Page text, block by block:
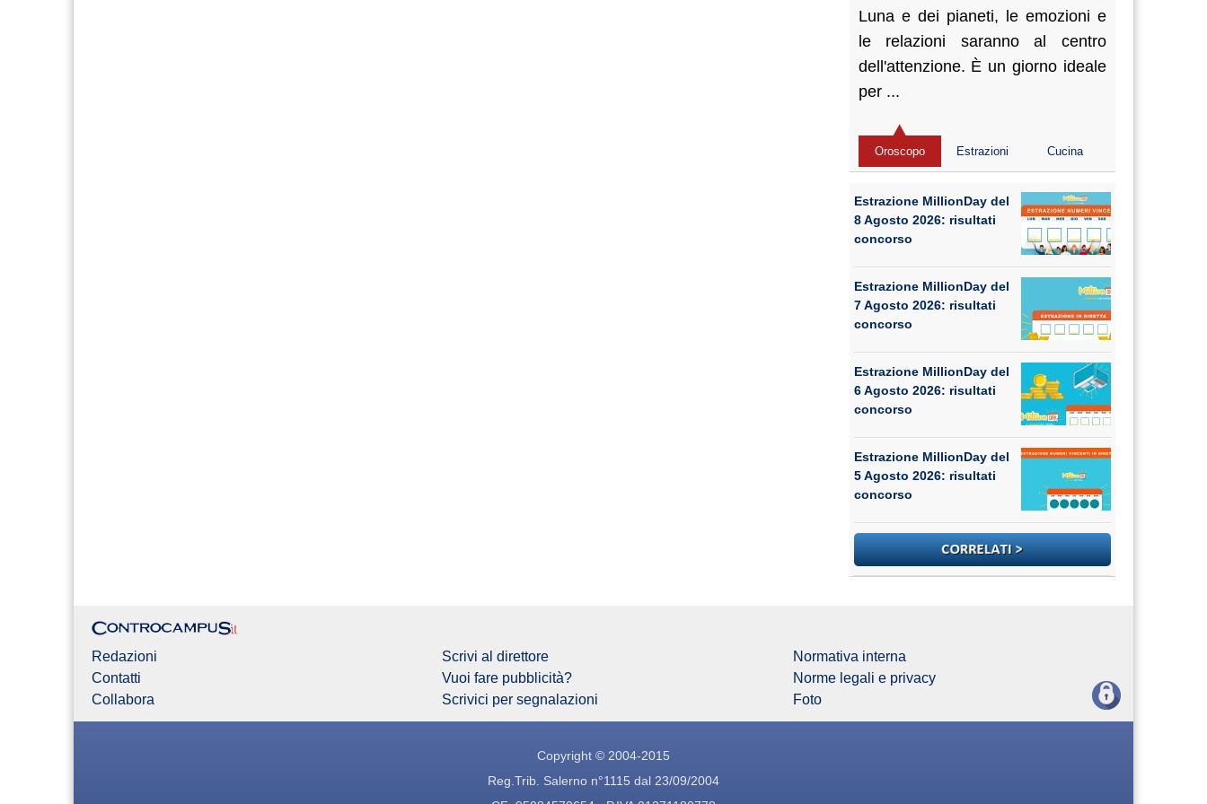
Luna e dei pianeti, le emozioni e
le relazioni saranno al centro
dell'attenzione. È un giorno ideale
per ...
Oroscopo Estrazioni Cucina
Estrazione MillionDay del
8 Agosto 2026: risultati
concorso
Estrazione MillionDay del
7 Agosto 2026: risultati
concorso
Estrazione MillionDay del
6 Agosto 2026: risultati
concorso
Estrazione MillionDay del
5 Agosto 2026: risultati
concorso
Redazioni
Contatti
Collabora
Scrivi al direttore
Vuoi fare pubblicità?
Scrivici per segnalazioni
Normativa interna
Norme legali e privacy
Foto
Copyright © 2004-2015
Reg.Trib. Salerno n°1115 dal 23/09/2004